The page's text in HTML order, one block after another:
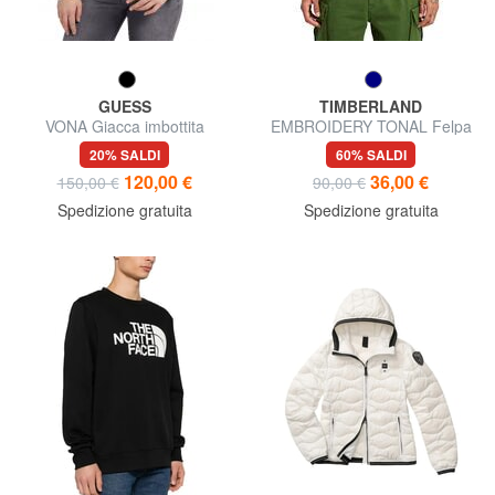
GUESS
VONA Giacca imbottita
trapuntata
20% SALDI
150,00 € 120,00 €
Spedizione gratuita
TIMBERLAND
EMBROIDERY TONAL Felpa
con cappuccio
60% SALDI
90,00 € 36,00 €
Spedizione gratuita